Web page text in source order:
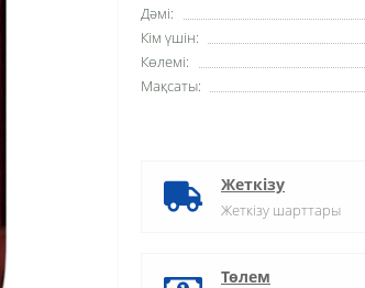
Дәмі:
Кім үшін:
Көлемі:
Мақсаты:
Жеткізу
Жеткізу шарттары
Төлем